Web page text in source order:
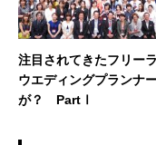
注目されてきたフリー
ウエディングプランナ
が？ PartⅠ